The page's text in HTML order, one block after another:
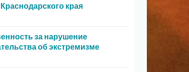
края
за нарушение
об экстремизме